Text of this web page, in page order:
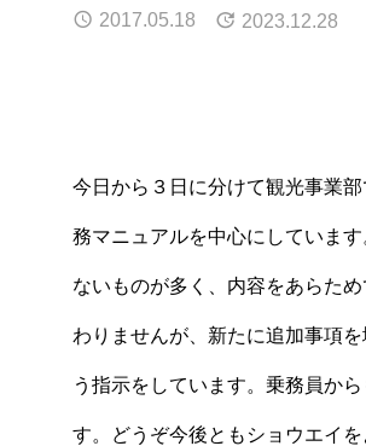
2017.05.18 2023.12.28
今日から３日に分けて観光事業
務マニュアルを中心にしていま
ないものが多く、内容をあらた
わりませんが、新たに追加事項
う指示をしています。乗務員か
す。どうぞ今後ともショウエイ